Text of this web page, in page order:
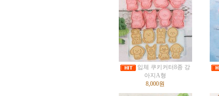
입체 쿠키커터8종 강
아지A형
8,000원